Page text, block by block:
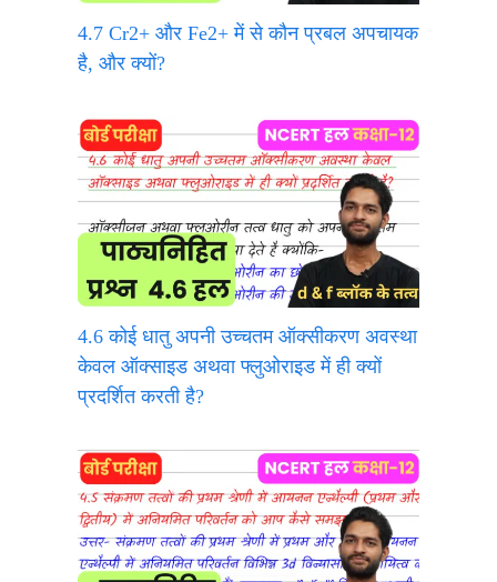
4.7 Cr2+ और Fe2+ में से कौन प्रबल अपचायक
है, और क्यों?
4.6 कोई धातु अपनी उच्चतम ऑक्सीकरण अवस्था
केवल ऑक्साइड अथवा फ्लुओराइड में ही क्यों
प्रदर्शित करती है?